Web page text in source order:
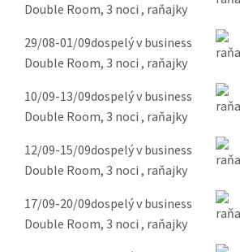
Double Room, 3 noci , raňajky
29/08-01/09dospelý v business
Double Room, 3 noci , raňajky
10/09-13/09dospelý v business
Double Room, 3 noci , raňajky
12/09-15/09dospelý v business
Double Room, 3 noci , raňajky
17/09-20/09dospelý v business
Double Room, 3 noci , raňajky